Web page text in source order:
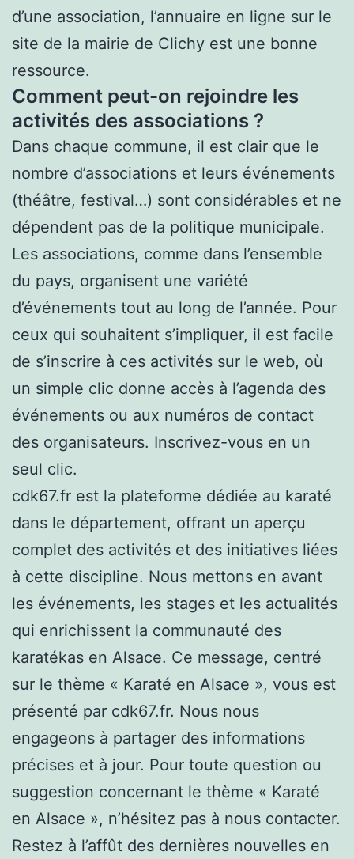
d’une association, l’annuaire en ligne sur le
site de la mairie de Clichy est une bonne
ressource.
Comment peut-on rejoindre les
activités des associations ?
Dans chaque commune, il est clair que le
nombre d’associations et leurs événements
(théâtre, festival…) sont considérables et ne
dépendent pas de la politique municipale.
Les associations, comme dans l’ensemble
du pays, organisent une variété
d’événements tout au long de l’année. Pour
ceux qui souhaitent s’impliquer, il est facile
de s’inscrire à ces activités sur le web, où
un simple clic donne accès à l’agenda des
événements ou aux numéros de contact
des organisateurs. Inscrivez-vous en un
seul clic.
cdk67.fr est la plateforme dédiée au karaté
dans le département, offrant un aperçu
complet des activités et des initiatives liées
à cette discipline. Nous mettons en avant
les événements, les stages et les actualités
qui enrichissent la communauté des
karatékas en Alsace. Ce message, centré
sur le thème « Karaté en Alsace », vous est
présenté par cdk67.fr. Nous nous
engageons à partager des informations
précises et à jour. Pour toute question ou
suggestion concernant le thème « Karaté
en Alsace », n’hésitez pas à nous contacter.
Restez à l’affût des dernières nouvelles en